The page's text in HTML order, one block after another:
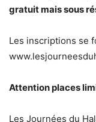
gratuit mais sous
Les inscriptions se
Attention places
Les Journées du